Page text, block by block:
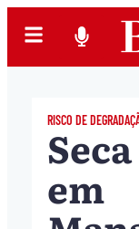
RISCO DE
Seca
em